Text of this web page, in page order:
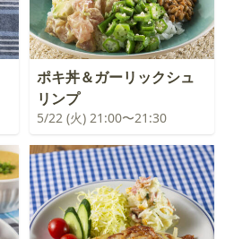
ポキ丼＆ガーリックシュ
リンプ
5/22 (火) 21:00〜21:30